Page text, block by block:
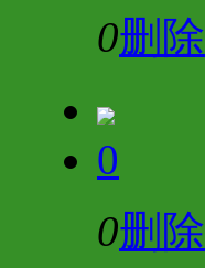
0删除
0
0删除